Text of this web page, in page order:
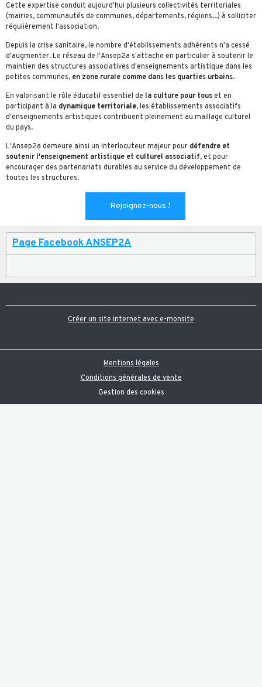
Cette expertise conduit aujourd'hui plusieurs collectivités territoriales
(mairies, communautés de communes, départements, régions...) à solliciter
régulièrement l'association.
Depuis la crise sanitaire, le nombre d'établissements adhérents n'a cessé
d'augmenter. Le réseau de l'Ansep2a s'attache en particulier à soutenir le
maintien des structures associatives d'enseignements artistique dans les
petites communes, en zone rurale comme dans les quarties urbains.
En valorisant le rôle éducatif essentiel de la culture pour tous et en
participant à la dynamique territoriale, les établissements associatifs
d'enseignements artistiques contribuent pleinement au maillage culturel
du pays.
L'Ansep2a demeure ainsi un interlocuteur majeur pour défendre et
soutenir l'enseignement artistique et culturel associatif, et pour
encourager des partenariats durables au service du développement de
toutes les structures.
Rejoignez-nous !
Page Facebook ANSEP2A
Créer un site internet avec e-monsite
Mentions légales
Conditions générales de vente
Gestion des cookies